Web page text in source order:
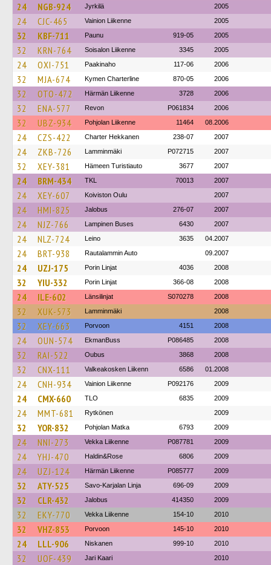
24 NGB-924 Jyrkilä 2005
24 CJC-465 Vainion Liikenne 2005
32 KBF-711 Paunu 919-05 2005
32 KRN-764 Soisalon Liikenne 3345 2005
24 OXI-751 Paakinaho 117-06 2006
32 MJA-674 Kymen Charterline 870-05 2006
32 OTO-472 Härmän Liikenne 3728 2006
32 ENA-577 Revon P061834 2006
32 UBZ-934 Pohjolan Liikenne 11464 08.2006
24 CZS-422 Charter Hekkanen 238-07 2007
24 ZKB-726 Lamminmäki P072715 2007
32 XEY-381 Hämeen Turistiauto 3677 2007
24 BRM-434 TKL 70013 2007
24 XEY-607 Koiviston Oulu 2007
24 HMI-825 Jalobus 276-07 2007
24 NJZ-766 Lampinen Buses 6430 2007
24 NLZ-724 Leino 3635 04.2007
24 BRT-938 Rautalammin Auto 09.2007
24 UZJ-175 Porin Linjat 4036 2008
32 YIU-332 Porin Linjat 366-08 2008
24 ILE-602 Länsilinjat S070278 2008
32 XUK-573 Lamminmäki 2008
32 XEY-663 Porvoon 4151 2008
24 OUN-574 EkmanBuss P086485 2008
32 RAI-522 Oubus 3868 2008
32 CNX-111 Valkeakosken Liikenn 6586 01.2008
24 CNH-934 Vainion Liikenne P092176 2009
24 CMX-660 TLO 6835 2009
24 MMT-681 Rytkönen 2009
32 YOR-832 Pohjolan Matka 6793 2009
24 NNI-273 Vekka Liikenne P087781 2009
24 YHJ-470 Haldin&Rose 6806 2009
24 UZJ-124 Härmän Liikenne P085777 2009
32 ATY-525 Savo-Karjalan Linja 696-09 2009
32 CLR-432 Jalobus 414350 2009
32 EKY-770 Vekka Liikenne 154-10 2010
32 VHZ-853 Porvoon 145-10 2010
24 LLL-906 Niskanen 999-10 2010
32 UOF-439 Jari Kaari 2010